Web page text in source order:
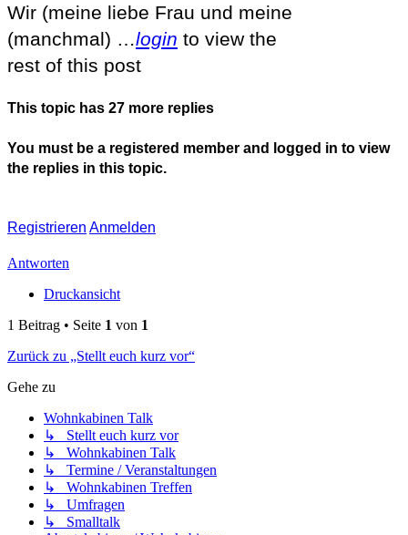
Wir (meine liebe Frau und meine
(manchmal) …login to view the
rest of this post
This topic has 27 more replies
You must be a registered member and logged in to view
the replies in this topic.
Registrieren Anmelden
Antworten
Druckansicht
1 Beitrag • Seite 1 von 1
Zurück zu „Stellt euch kurz vor“
Gehe zu
Wohnkabinen Talk
↳ Stellt euch kurz vor
↳ Wohnkabinen Talk
↳ Termine / Veranstaltungen
↳ Wohnkabinen Treffen
↳ Umfragen
↳ Smalltalk